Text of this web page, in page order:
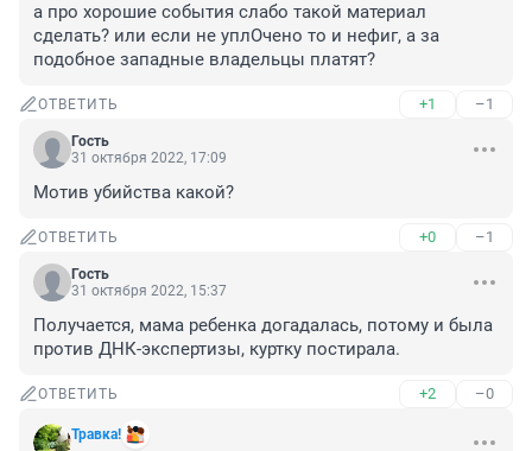
а про хорошие события слабо такой материал
сделать? или если не уплОчено то и нефиг, а за
подобное западные владельцы платят?
ОТВЕТИТЬ +1 –1
Гость
31 октября 2022, 17:09
Мотив убийства какой?
ОТВЕТИТЬ +0 –1
Гость
31 октября 2022, 15:37
Получается, мама ребенка догадалась, потому и была
против ДНК-экспертизы, куртку постирала.
ОТВЕТИТЬ +2 –0
Травка!